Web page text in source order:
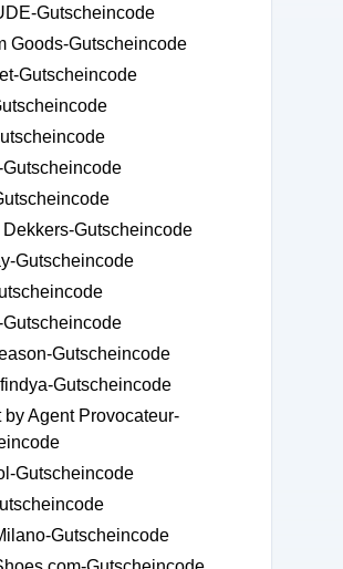
Gutscheincode
Goods-Gutscheincode
Gutscheincode
Gutscheincode
Dekkers-Gutscheincode
Gutscheincode
Gutscheincode
Gutscheincode
by Agent Provocateur-
Gutscheincode
Gutscheincode